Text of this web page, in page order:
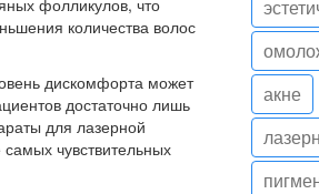
количества волос
дискомфорта может
достаточно лишь
для лазерной
чувствительных
акне